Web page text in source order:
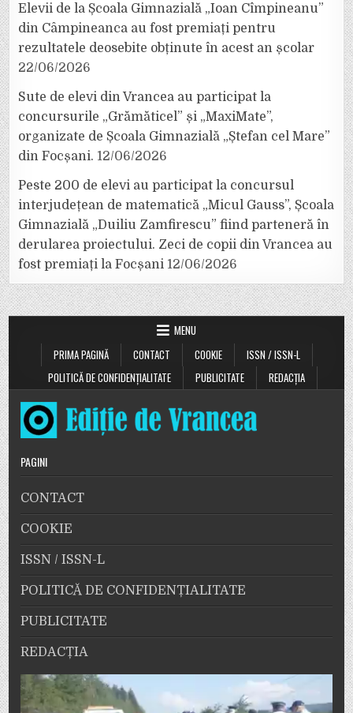
Elevii de la Școala Gimnazială „Ioan Cîmpineanu”
din Câmpineanca au fost premiați pentru
rezultatele deosebite obținute în acest an școlar
22/06/2026
Sute de elevi din Vrancea au participat la
concursurile „Grămăticel” și „MaxiMate”,
organizate de Școala Gimnazială „Ștefan cel Mare”
din Focșani. 12/06/2026
Peste 200 de elevi au participat la concursul
interjudețean de matematică „Micul Gauss”, Școala
Gimnazială „Duiliu Zamfirescu” fiind parteneră în
derularea proiectului. Zeci de copii din Vrancea au
fost premiați la Focșani 12/06/2026
MENU
PRIMA PAGINĂ
CONTACT COOKIE
ISSN / ISSN-L
POLITICĂ DE CONFIDENȚIALITATE
PUBLICITATE REDACȚIA
PAGINI
CONTACT
COOKIE
ISSN / ISSN-L
POLITICĂ DE CONFIDENȚIALITATE
PUBLICITATE
REDACȚIA